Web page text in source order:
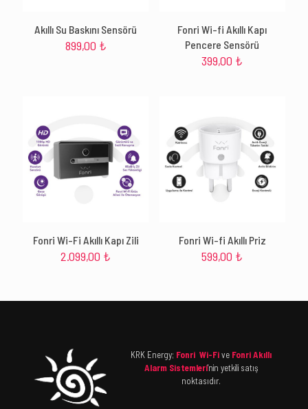
Akıllı Su Baskını Sensörü
899,00 ₺
Fonri Wi-fi Akıllı Kapı
Pencere Sensörü
399,00 ₺
Fonri Wi-Fi Akıllı Kapı Zili
2.099,00 ₺
Fonri Wi-fi Akıllı Priz
599,00 ₺
KRK Energy; Fonri Wi-Five Fonri Akıllı
Alarm Sistemleri'nin yetkili satış
noktasıdır.